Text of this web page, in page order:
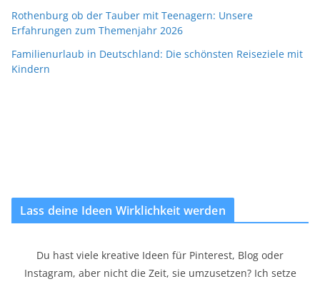
Rothenburg ob der Tauber mit Teenagern: Unsere
Erfahrungen zum Themenjahr 2026
Familienurlaub in Deutschland: Die schönsten Reiseziele mit
Kindern
Lass deine Ideen Wirklichkeit werden
Du hast viele kreative Ideen für Pinterest, Blog oder
Instagram, aber nicht die Zeit, sie umzusetzen? Ich setze